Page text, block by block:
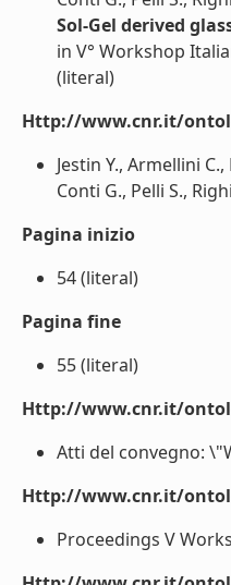
Sol-Gel derived
in V° Workshop
(literal)
Http://www.cnr.it/
Jestin Y., Armellini
Conti G., Pelli S.,
Pagina inizio
54 (literal)
Pagina fine
55 (literal)
Http://www.cnr.it/
Atti del convegno:
Http://www.cnr.it/
Proceedings V